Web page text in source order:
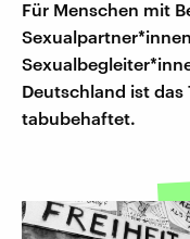
Für Menschen mit
Deutschland ist
tabubehaftet.